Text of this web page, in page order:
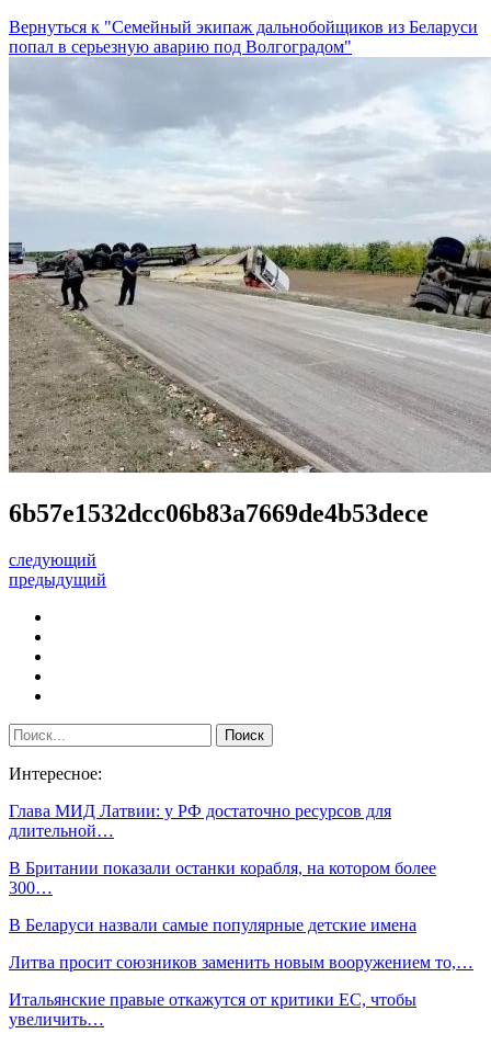
Вернуться к "Семейный экипаж дальнобойщиков из Беларуси
попал в серьезную аварию под Волгоградом"
6b57e1532dcc06b83a7669de4b53dece
следующий
предыдущий
Интересное:
Глава МИД Латвии: у РФ достаточно ресурсов для
длительной…
В Британии показали останки корабля, на котором более
300…
В Беларуси назвали самые популярные детские имена
Литва просит союзников заменить новым вооружением то,…
Итальянские правые откажутся от критики ЕС, чтобы
увеличить…